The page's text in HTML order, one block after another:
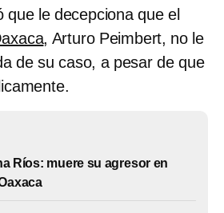
le decepciona que el
, Arturo Peimbert, no le
de su caso, a pesar de que
Ríos: muere su agresor en